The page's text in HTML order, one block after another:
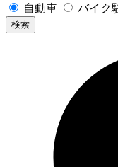
自動車 バイク
検索